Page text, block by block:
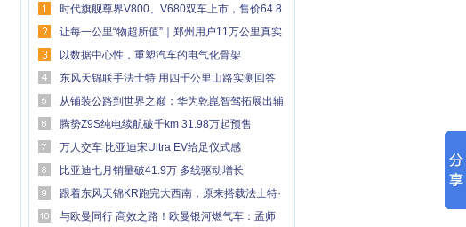
时代旗舰尊界V800、V680双车上市，售价64.8
万元起，全国展车现已到店
让每一公里“物超所值”｜郑州用户11万公里真实
口碑，卡文小卡撑起一个家
以数据中心性，重塑汽车的电气化骨架
东风天锦联手法士特 用四千公里山路实测回答
何为“中卡创富优解”
从铺装公路到世界之巅：华为乾崑智驾拓展出辅
助驾驶“最后一公里”
腾势Z9S纯电续航破千km 31.98万起预售
万人交车 比亚迪宋Ultra EV给足仪式感
比亚迪七月销量破41.9万 多线驱动增长
跟着东风天锦KR跑完大西南，原来搭载法士特·
易行这么香！
与欧曼同行 高效之路！欧曼银河燃气车：孟师